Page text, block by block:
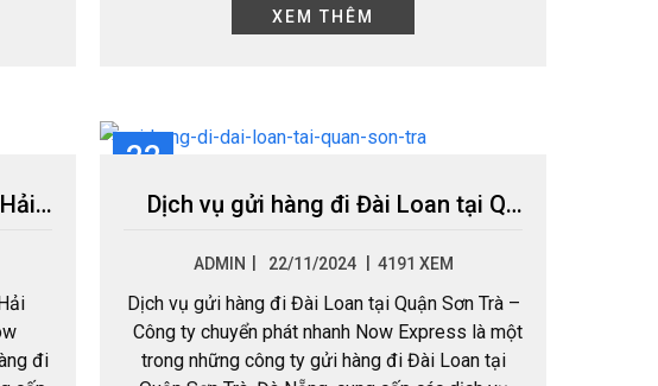
XEM THÊM
Gửi hàng đi Đài Loan tại Quận Hải Châu
đi
22
TH11 Dịch vụ gửi hàng đi Đài Loan tại Quận Sơn Trà
ADMIN 22/11/2024 | 4191 XEM
Dịch vụ gửi hàng đi Đài Loan tại Quận Sơn Trà –
Công ty chuyển phát nhanh Now Express là một
trong những công ty gửi hàng đi Đài Loan tại